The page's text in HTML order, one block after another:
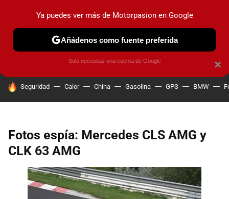
PRUEBAS COCHES ELÉCTRICOS OBSERVATORIO
HOY SE HABLA DE
Seguridad Calor China Gasolina GPS BMW
Fotos espía: Mercedes CLS AMG y
CLK 63 AMG
×
Ya puedes ver más de Motorpasion en Google
Añádenos como fuente preferida
Solo necesitas una cuenta de Google